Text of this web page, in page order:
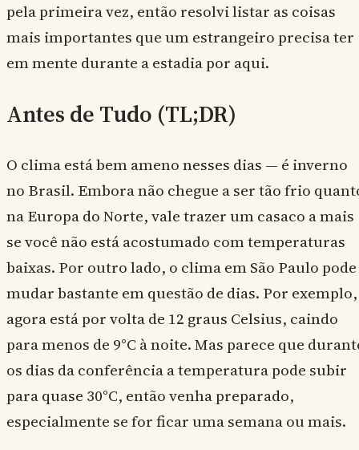
pela primeira vez, então resolvi listar as coisas
mais importantes que um estrangeiro precisa ter
em mente durante a estadia por aqui.
Antes de Tudo (TL;DR)
O clima está bem ameno nesses dias — é inverno
no Brasil. Embora não chegue a ser tão frio
na Europa do Norte, vale trazer um casaco a mais
se você não está acostumado com temperaturas
baixas. Por outro lado, o clima em São Paulo pode
mudar bastante em questão de dias. Por exemplo,
agora está por volta de 12 graus Celsius, caindo
para menos de 9°C à noite. Mas parece que
os dias da conferência a temperatura pode subir
para quase 30°C, então venha preparado,
especialmente se for ficar uma semana ou mais.